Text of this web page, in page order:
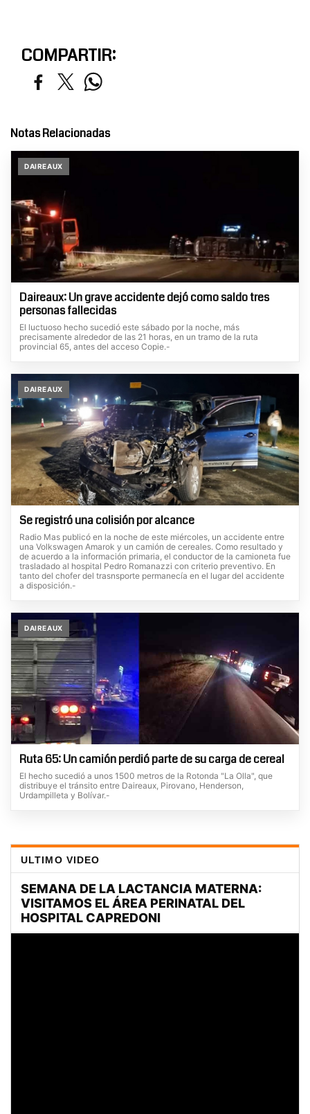
COMPARTIR:
Notas Relacionadas
DAIREAUX
Daireaux: Un grave accidente dejó como saldo tres
personas fallecidas
El luctuoso hecho sucedió este sábado por la noche, más
precisamente alrededor de las 21 horas, en un tramo de la ruta
provincial 65, antes del acceso Copie.-
DAIREAUX
Se registró una colisión por alcance
Radio Mas publicó en la noche de este miércoles, un accidente entre
una Volkswagen Amarok y un camión de cereales. Como resultado y
de acuerdo a la información primaria, el conductor de la camioneta fue
trasladado al hospital Pedro Romanazzi con criterio preventivo. En
tanto del chofer del trasnsporte permanecía en el lugar del accidente
a disposición.-
DAIREAUX
Ruta 65: Un camión perdió parte de su carga de cereal
El hecho sucedió a unos 1500 metros de la Rotonda "La Olla", que
distribuye el tránsito entre Daireaux, Pirovano, Henderson,
Urdampilleta y Bolívar.-
ULTIMO VIDEO